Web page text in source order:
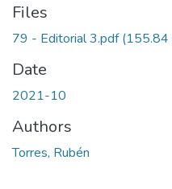
Files
79 - Editorial 3.pdf(155.84
Date
2021-10
Authors
Torres, Rubén